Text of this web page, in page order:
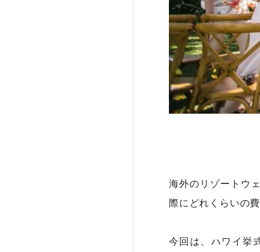
海外のリゾートウ
際にどれくらいの
今回は、ハワイ挙